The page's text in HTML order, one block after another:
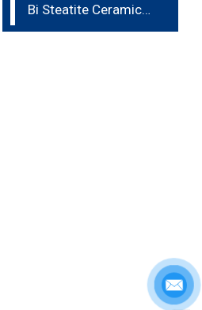
Bi Steatite Ceramic